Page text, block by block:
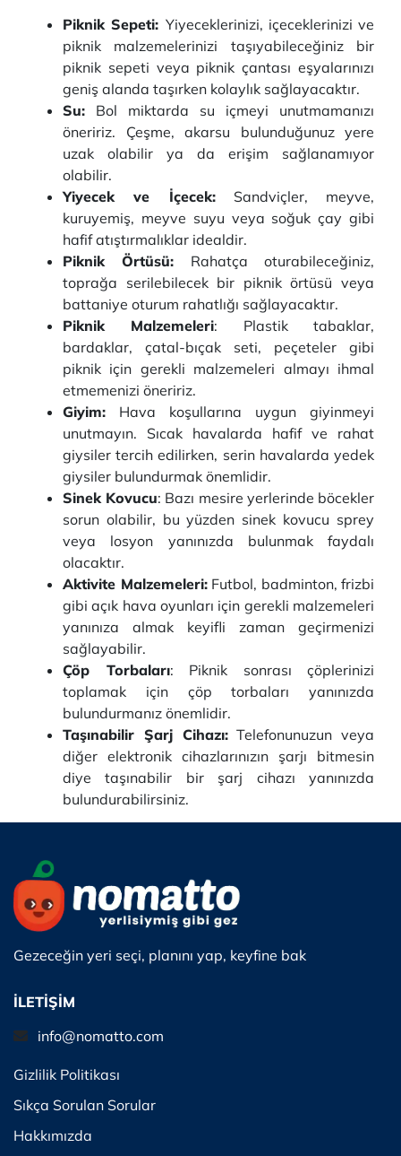
Piknik Sepeti: Yiyeceklerinizi, içeceklerinizi ve
piknik malzemelerinizi taşıyabileceğiniz bir
piknik sepeti veya piknik çantası eşyalarınızı
geniş alanda taşırken kolaylık sağlayacaktır.
Su: Bol miktarda su içmeyi unutmamanızı
öneririz. Çeşme, akarsu bulunduğunuz yere
uzak olabilir ya da erişim sağlanamıyor
olabilir.
Yiyecek ve İçecek:Sandviçler, meyve,
kuruyemiş, meyve suyu veya soğuk çay gibi
hafif atıştırmalıklar idealdir.
Piknik Örtüsü: Rahatça oturabileceğiniz,
toprağa serilebilecek bir piknik örtüsü veya
battaniye oturum rahatlığı sağlayacaktır.
Piknik Malzemeleri: Plastik tabaklar,
bardaklar, çatal-bıçak seti, peçeteler gibi
piknik için gerekli malzemeleri almayı ihmal
etmemenizi öneririz.
Giyim: Hava koşullarına uygun giyinmeyi
unutmayın. Sıcak havalarda hafif ve rahat
giysiler tercih edilirken, serin havalarda yedek
giysiler bulundurmak önemlidir.
Sinek Kovucu: Bazı mesire yerlerinde böcekler
sorun olabilir, bu yüzden sinek kovucu sprey
veya losyon yanınızda bulunmak faydalı
olacaktır.
Aktivite Malzemeleri:Futbol, badminton, frizbi
gibi açık hava oyunları için gerekli malzemeleri
yanınıza almak keyifli zaman geçirmenizi
sağlayabilir.
Çöp Torbaları: Piknik sonrası çöplerinizi
toplamak için çöp torbaları yanınızda
bulundurmanız önemlidir.
Taşınabilir Şarj Cihazı:Telefonunuzun veya
diğer elektronik cihazlarınızın şarjı bitmesin
diye taşınabilir bir şarj cihazı yanınızda
bulundurabilirsiniz.
Gezeceğin yeri seçi, planını yap, keyfine bak
İLETİŞİM
info@nomatto.com
Gizlilik Politikası
Sıkça Sorulan Sorular
Hakkımızda